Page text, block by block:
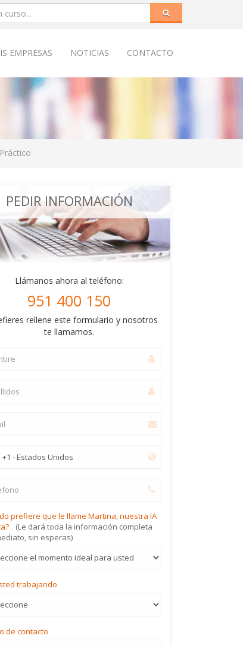
EMPRESAS NOTICIAS CONTACTO
PEDIR INFORMACIÓN
Llámanos ahora al teléfono:
951 400 150
rellene este formulario y nosotros
te llamamos.
prefiere que le llame Martina, nuestra IA
(Le dará toda la información completa
sin esperas)
trabajando
de contacto